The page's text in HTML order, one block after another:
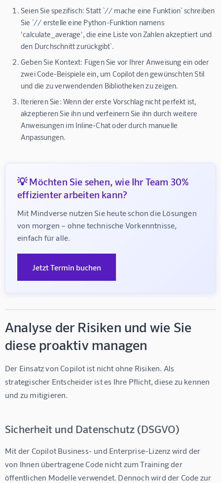
Seien Sie spezifisch: Statt `// mache eine Funktion` schreiben
Sie `// erstelle eine Python-Funktion namens
'calculate_average', die eine Liste von Zahlen akzeptiert und
den Durchschnitt zurückgibt`.
Geben Sie Kontext: Fügen Sie vor Ihrer Anweisung ein oder
zwei Code-Beispiele ein, um Copilot den gewünschten Stil
und die zu verwendenden Bibliotheken zu zeigen.
Iterieren Sie: Wenn der erste Vorschlag nicht perfekt ist,
akzeptieren Sie ihn und verfeinern Sie ihn durch weitere
Anweisungen im Inline-Chat oder durch manuelle
Anpassungen.
💡 Möchten Sie sehen, wie Ihr Team 30%
effizienter arbeiten kann?
Mit Mindverse nutzen Sie heute schon die Lösungen
von morgen – ohne technische Vorkenntnisse,
einfach für alle.
Jetzt Termin buchen
Analyse der Risiken und wie Sie
diese proaktiv managen
Der Einsatz von Copilot ist nicht ohne Risiken. Als
strategischer Entscheider ist es Ihre Pflicht, diese zu kennen
und zu mitigieren.
Sicherheit und Datenschutz (DSGVO)
Mit der Copilot Business- und Enterprise-Lizenz wird der
von Ihnen übertragene Code nicht zum Training der
öffentlichen Modelle verwendet. Dennoch wird der Code zur